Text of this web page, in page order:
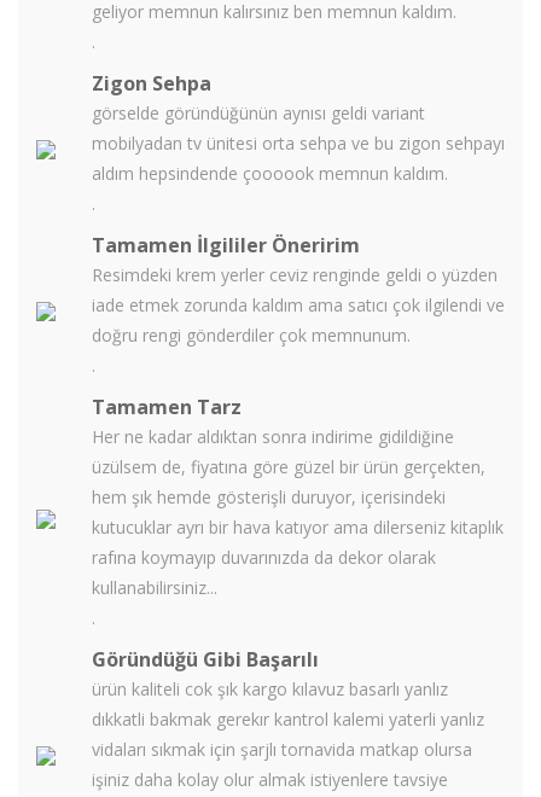
geliyor memnun kalırsınız ben memnun kaldım.
.
Zigon Sehpa
görselde göründüğünün aynısı geldi variant
mobilyadan tv ünitesi orta sehpa ve bu zigon sehpayı
aldım hepsindende çoooook memnun kaldım.
.
Tamamen İlgililer Öneririm
Resimdeki krem yerler ceviz renginde geldi o yüzden
iade etmek zorunda kaldım ama satıcı çok ilgilendi ve
doğru rengi gönderdiler çok memnunum.
.
Tamamen Tarz
Her ne kadar aldıktan sonra indirime gidildiğine
üzülsem de, fiyatına göre güzel bir ürün gerçekten,
hem şık hemde gösterişli duruyor, içerisindeki
kutucuklar ayrı bir hava katıyor ama dilerseniz kitaplık
rafına koymayıp duvarınızda da dekor olarak
kullanabilirsiniz...
.
Göründüğü Gibi Başarılı
ürün kaliteli cok şık kargo kılavuz basarlı yanlız
dıkkatli bakmak gerekır kantrol kalemi yaterli yanlız
vidaları sıkmak için şarjlı tornavida matkap olursa
işiniz daha kolay olur almak istiyenlere tavsiye